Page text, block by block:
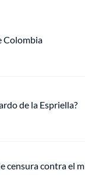
Colombia
de la Espriella?
censura contra el